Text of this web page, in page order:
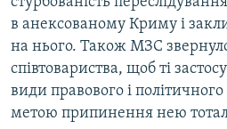
в анексованому Криму і
на нього. Також МЗС
співтовариства, щоб ті
види правового і
метою припинення нею